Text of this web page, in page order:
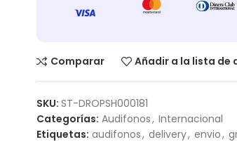
Comparar Añadir a la lista de
SKU: ST-DROPSH000181
Categorías: Audifonos, Internacional
Etiquetas: audifonos, delivery, envio,